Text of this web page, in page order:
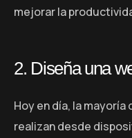
mejorar la
2. Diseña una
Hoy en día, la
realizan desde